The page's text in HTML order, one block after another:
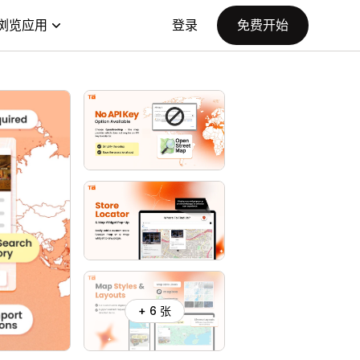
览应用 登录 免费开始
+ 6 张